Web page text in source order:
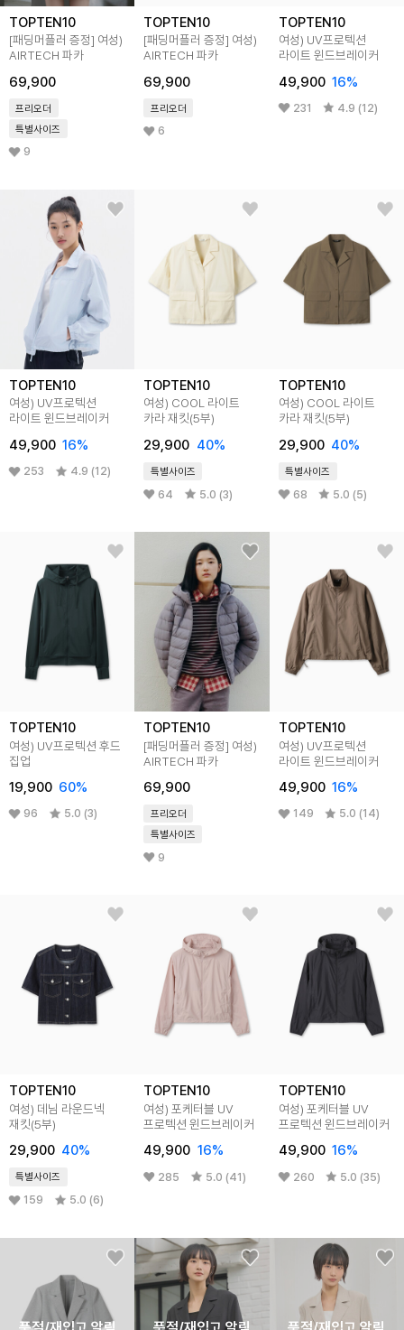
TOPTEN10
[패딩머플러 증정] 여성)
AIRTECH 파카
69,900
프리오더
특별사이즈
9
TOPTEN10
[패딩머플러 증정] 여성)
AIRTECH 파카
69,900
프리오더
6
TOPTEN10
여성) UV프로텍션
라이트 윈드브레이커
49,900 16%
231 4.9 (12)
TOPTEN10
여성) UV프로텍션
라이트 윈드브레이커
49,900 16%
253 4.9 (12)
TOPTEN10
여성) COOL 라이트
카라 재킷(5부)
29,900 40%
특별사이즈
64 5.0 (3)
TOPTEN10
여성) COOL 라이트
카라 재킷(5부)
29,900 40%
특별사이즈
68 5.0 (5)
TOPTEN10
여성) UV프로텍션 후드
집업
19,900 60%
96 5.0 (3)
TOPTEN10
[패딩머플러 증정] 여성)
AIRTECH 파카
69,900
프리오더
특별사이즈
9
TOPTEN10
여성) UV프로텍션
라이트 윈드브레이커
49,900 16%
149 5.0 (14)
TOPTEN10
여성) 데님 라운드넥
재킷(5부)
29,900 40%
특별사이즈
159 5.0 (6)
TOPTEN10
여성) 포케터블 UV
프로텍션 윈드브레이커
49,900 16%
285 5.0 (41)
TOPTEN10
여성) 포케터블 UV
프로텍션 윈드브레이커
49,900 16%
260 5.0 (35)